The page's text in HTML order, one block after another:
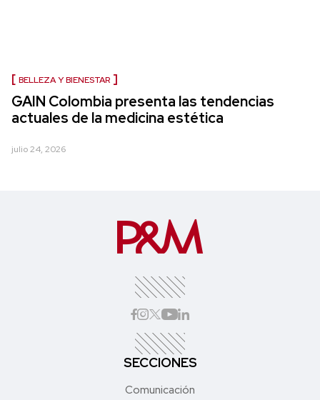
BELLEZA Y BIENESTAR
GAIN Colombia presenta las tendencias
actuales de la medicina estética
julio 24, 2026
SECCIONES
Comunicación